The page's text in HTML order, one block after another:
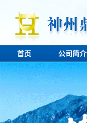
首页 公司简介